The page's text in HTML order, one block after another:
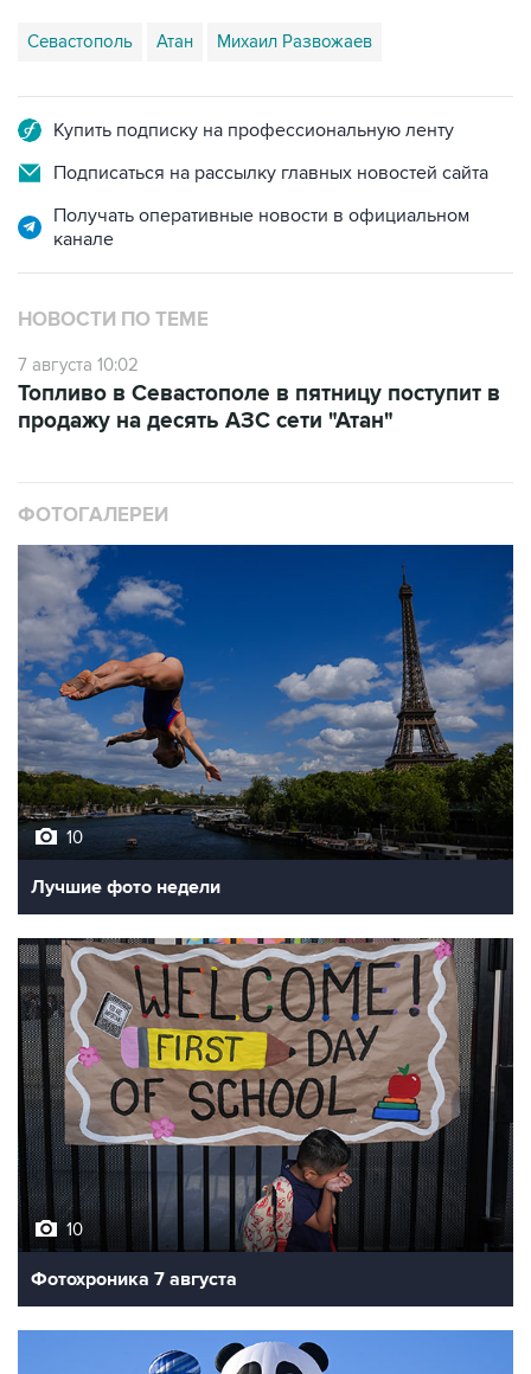
Севастополь Атан Михаил Развожаев
Купить подписку на профессиональную ленту
Подписаться на рассылку главных новостей сайта
Получать оперативные новости в официальном
канале
НОВОСТИ ПО ТЕМЕ
7 августа 10:02
Топливо в Севастополе в пятницу поступит в
продажу на десять АЗС сети "Атан"
ФОТОГАЛЕРЕИ
10
Лучшие фото недели
10
Фотохроника 7 августа